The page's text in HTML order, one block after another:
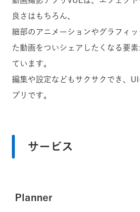
良さはもちろん、
細部のアニメーションやグラフィ
た動画をついシェアしたくなる要
ています。
編集や設定などもサクサクでき、
プリです。
サービス
Planner